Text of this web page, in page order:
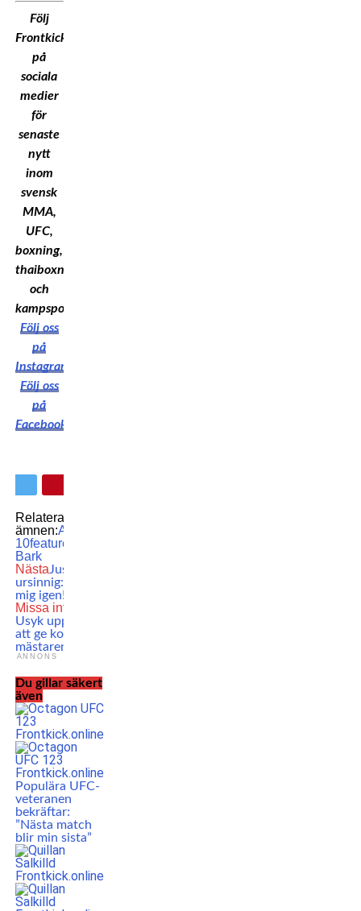
Följ
Frontkick.Online
på
sociala
medier
för
senaste
nytt
inom
svensk
MMA,
UFC,
boxning,
thaiboxning
och
kampsport!
Följ oss
på
Instagram
Följ oss
på
Facebook
Relaterade
ämnen:AFN
10featured
Bark
NästaJustin Gaethje
ursinnig: ”UFC blåste
mig igen!”
Missa inte
Usyk uppmanar White
att ge kontrakt till forne
mästaren
ANNONS
Du gillar säkert
även
Populära UFC-
veteranen
bekräftar:
”Nästa match
blir min sista”